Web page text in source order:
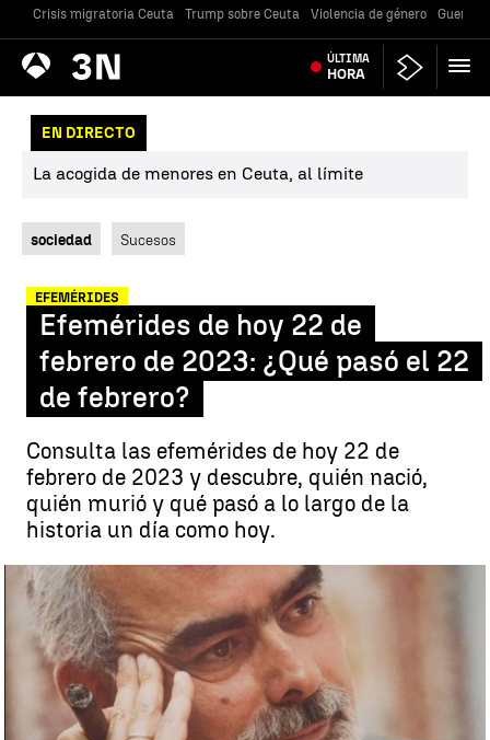
Crisis migratoria Ceuta Trump sobre Ceuta Violencia de género Guerra
Antena
3 Noticias ÚLTIMA
HORA
EN DIRECTO
La acogida de menores en Ceuta, al límite
sociedad Sucesos
EFEMÉRIDES
Efemérides de hoy 22 de
febrero de 2023: ¿Qué pasó el 22
de febrero?
Consulta las efemérides de hoy 22 de
febrero de 2023 y descubre, quién nació,
quién murió y qué pasó a lo largo de la
historia un día como hoy.
Efemérides de hoy 22 de febrero de 2023: Asesinato de Fernando
Buesa |Fundación Fernando Buesa